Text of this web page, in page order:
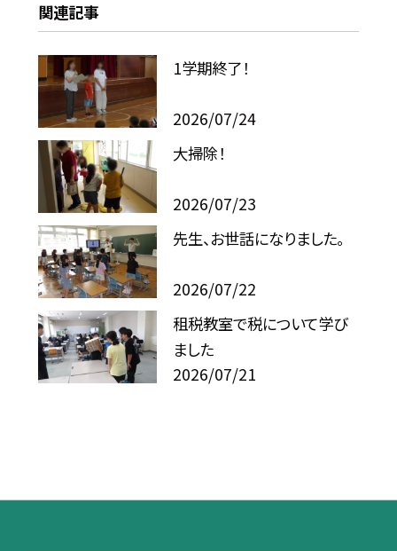
関連記事
1学期終了！
2026/07/24
大掃除！
2026/07/23
先生、お世話になりました。
2026/07/22
租税教室で税について学び
ました
2026/07/21